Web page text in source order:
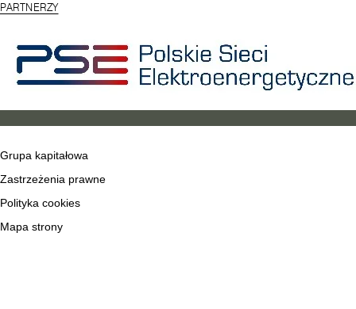
PARTNERZY
Grupa kapitałowa
Zastrzeżenia prawne
Polityka cookies
Mapa strony